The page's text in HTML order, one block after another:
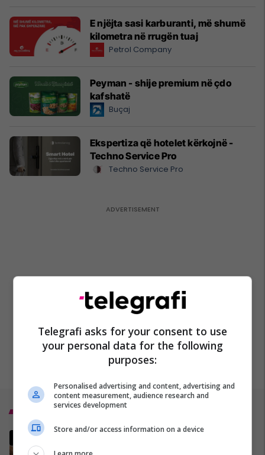
E njëjta sasi karburanti, më shumë
kilometra në rrugën tuaj
Petrol Company
Peyman - shije premium në çdo
kafshatë
Buçaj
Ekspertiza që hotelet kërkojnë -
Techno Service Pro
Techno Service Pro
Top 5
Telegrafi asks for your consent to use
your personal data for the following
purposes:
Personalised advertising and content, advertising and
content measurement, audience research and
services development
Store and/or access information on a device